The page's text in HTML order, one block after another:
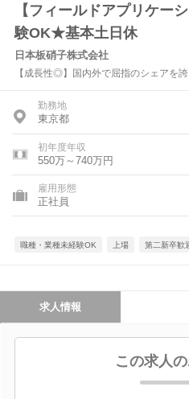
【フィールドアプリケー
験OK★基本土日休
日本板硝子株式会社
【成長性◎】国内外で屈指のシェアを
勤務地
東京都
初年度年収
550万～740万円
雇用形態
正社員
職種・業種未経験OK 上場 第二新卒歓
求人情報
この求人